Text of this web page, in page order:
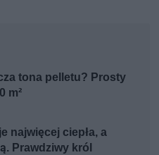
tona pelletu? Prosty
m²
najwięcej ciepła, a
Prawdziwy król